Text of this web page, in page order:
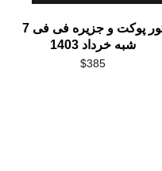
تور پوکت و جزیره فی فی 7
شبه خرداد 1403
$385